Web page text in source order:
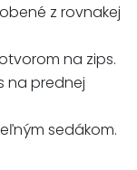
z rovnakej
na zips.
na prednej
sedákom.